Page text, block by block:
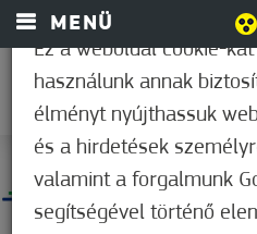
MENÜ
Ez a weboldal cookie-
használunk annak
élményt nyújthassuk
és a hirdetések
valamint a forgalmunk
segítségével történő